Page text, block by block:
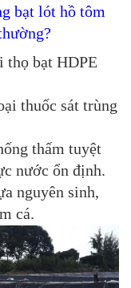
bạt lót hồ tôm
thọ bạt HDPE
thuốc sát trùng
thấm tuyệt
nước ổn định.
nguyên sinh,
cá.